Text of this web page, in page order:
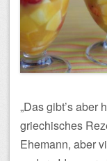
„Das gibt’s aber
griechisches
Ehemann, aber